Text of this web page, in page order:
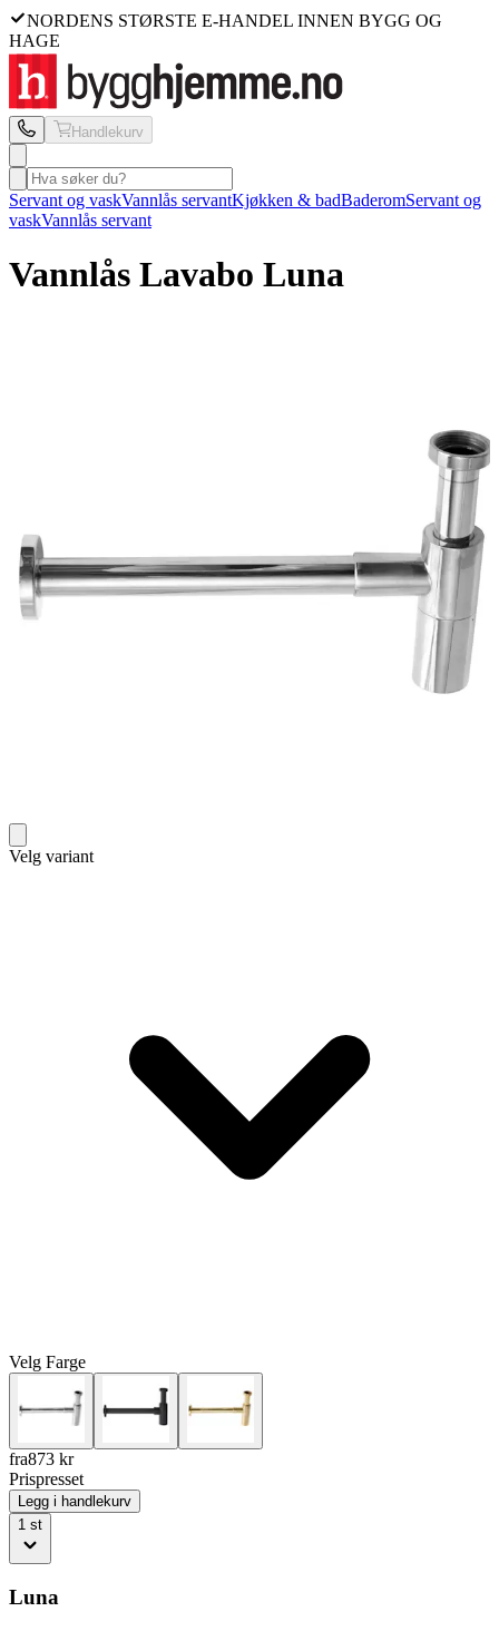
NORDENS STØRSTE E-HANDEL INNEN BYGG OG
HAGE
Handlekurv
Servant og vaskVannlås servantKjøkken & badBaderomServant og
vaskVannlås servant
Vannlås Lavabo Luna
Velg variant
Velg Farge
fra873 kr
Prispresset
Legg i handlekurv
1 st
Luna